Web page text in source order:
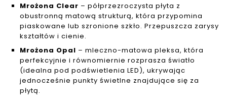
Mrożona Clear – półprzezroczysta płyta z
obustronną matową strukturą, która przypomina
piaskowane lub szronione szkło. Przepuszcza zarysy
kształtów i cienie.
Mrożona Opal – mleczno-matowa pleksa, która
perfekcyjnie i równomiernie rozprasza światło
(idealna pod podświetlenia LED), ukrywając
jednocześnie punkty świetlne znajdujące się za
płytą.